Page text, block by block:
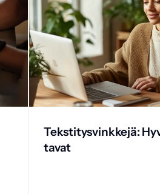
Tekstitysvinkkejä:
tavat